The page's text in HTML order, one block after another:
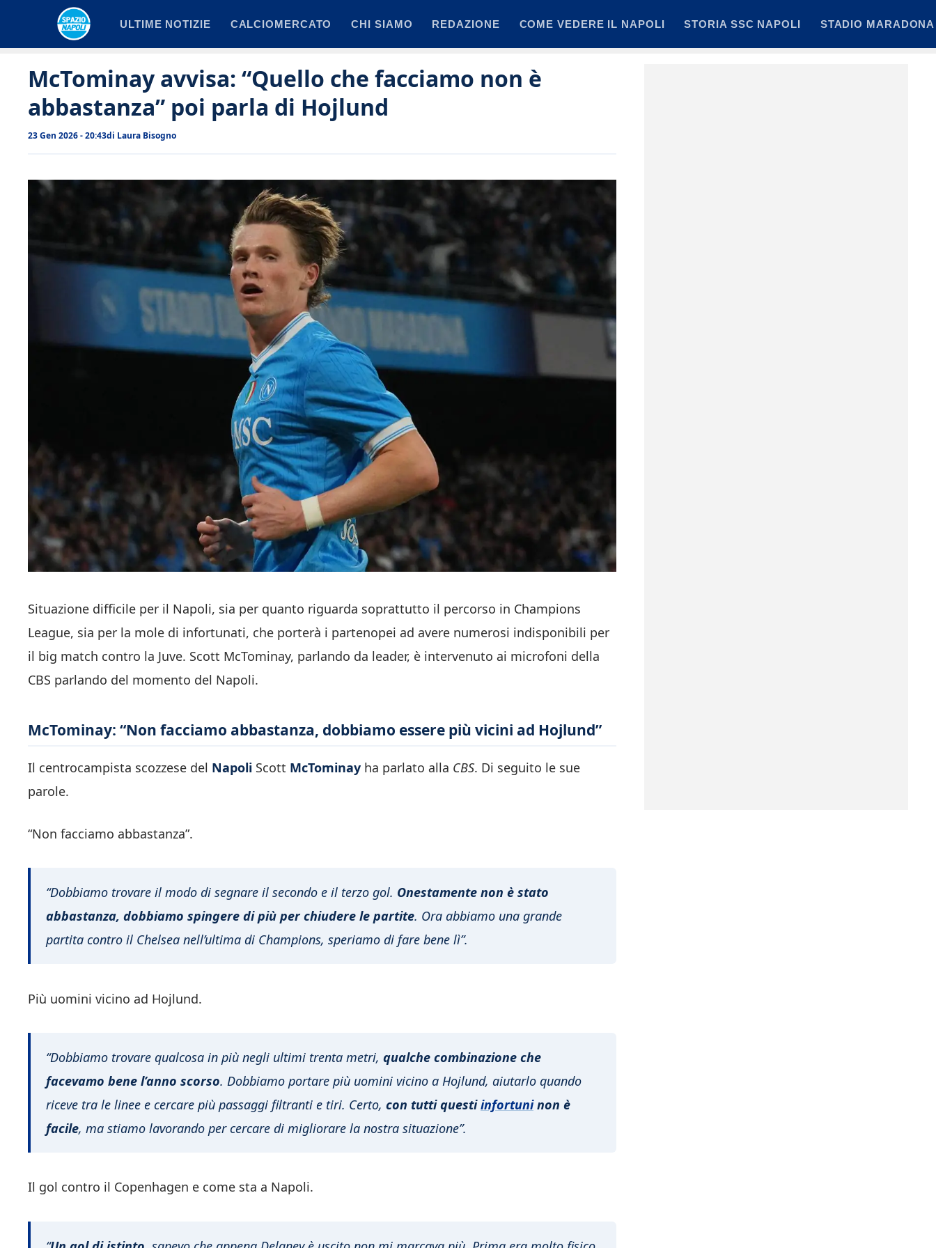
ULTIME NOTIZIE CALCIOMERCATO CHI SIAMO REDAZIONE COME VEDERE IL NAPOLI STORIA SSC NAPOLI STADIO MARADONA
McTominay avvisa: “Quello che facciamo non è
abbastanza” poi parla di Hojlund
23 Gen 2026 - 20:43di Laura Bisogno
Situazione difficile per il Napoli, sia per quanto riguarda soprattutto il percorso in Champions
League, sia per la mole di infortunati, che porterà i partenopei ad avere numerosi indisponibili per
il big match contro la Juve. Scott McTominay, parlando da leader, è intervenuto ai microfoni della
CBS parlando del momento del Napoli.
McTominay: “Non facciamo abbastanza, dobbiamo essere più vicini ad Hojlund”
Il centrocampista scozzese del Napoli Scott McTominay ha parlato alla CBS. Di seguito le sue
parole.
“Non facciamo abbastanza”.
“Dobbiamo trovare il modo di segnare il secondo e il terzo gol. Onestamente non è stato
abbastanza, dobbiamo spingere di più per chiudere le partite. Ora abbiamo una grande
partita contro il Chelsea nell’ultima di Champions, speriamo di fare bene lì”.
Più uomini vicino ad Hojlund.
“Dobbiamo trovare qualcosa in più negli ultimi trenta metri, qualche combinazione che
facevamo bene l’anno scorso. Dobbiamo portare più uomini vicino a Hojlund, aiutarlo quando
riceve tra le linee e cercare più passaggi filtranti e tiri. Certo, con tutti questiinfortuninon è
facile, ma stiamo lavorando per cercare di migliorare la nostra situazione”.
Il gol contro il Copenhagen e come sta a Napoli.